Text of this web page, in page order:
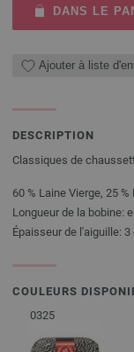
DANS LE
Ajouter à liste
DESCRIPTION
Classiques de
60 % Laine Vierge, 25
Longueur de la bobine:
Épaisseur de l'aiguille: 3
COULEURS
0325